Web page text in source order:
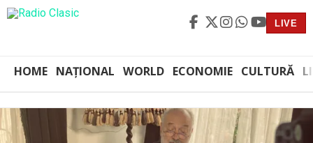
LIVE
HOME NAȚIONAL WORLD ECONOMIE CULTURĂ